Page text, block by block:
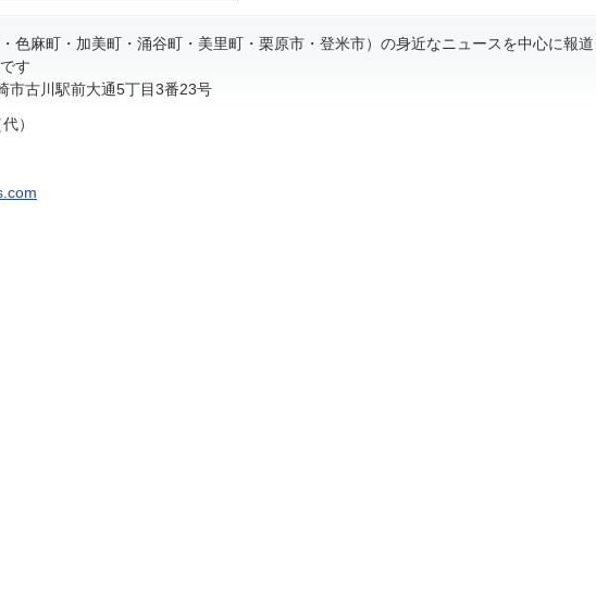
色麻町・加美町・涌谷町・美里町・栗原市・登米市）の身近なニュースを中心に報道
す
市古川駅前大通5丁目3番23号
）